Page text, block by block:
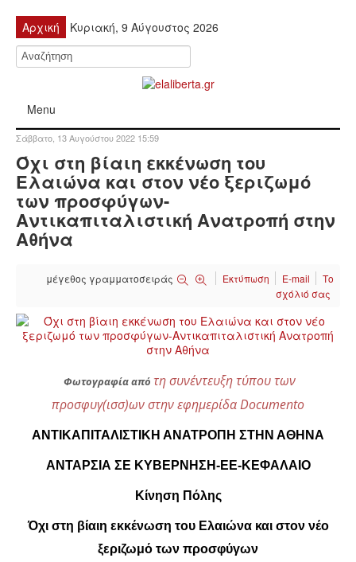
Αρχική Κυριακή, 9 Αύγουστος 2026
Menu
ΚΙΝΗΤΟΠΟΙΉΣΕΙΣ
ΕΙΔΉΣΕΙΣ
ΑΝΑΚΟΙΝΏΣΕΙΣ
ΟΙΚΟΝΟΜΊΑ
ΔΙΕΘΝΉ
ΕΙΔΉΣΕΙΣ
ΚΌΣΜΟΣ
ΔΥΤΙΚΉ ΕΥΡΏΠΗ
Σάββατο, 13 Αυγούστου 2022 15:59
Όχι στη βίαιη εκκένωση του
Ελαιώνα και στον νέο ξεριζωμό
των προσφύγων-
Αντικαπιταλιστική Ανατροπή στην
Αθήνα
μέγεθος γραμματοσειράς Εκτύπωση E-mail
Το
σχόλιό σας
Φωτογραφία από τη συνέντευξη τύπου των
προσφυγ(ισσ)ων στην εφημερίδα Documento
ΑΝΤΙΚΑΠΙΤΑΛΙΣΤΙΚΗ ΑΝΑΤΡΟΠΗ ΣΤΗΝ ΑΘΗΝΑ
ΑΝΤΑΡΣΙΑ ΣΕ ΚΥΒΕΡΝΗΣΗ-ΕΕ-ΚΕΦΑΛΑΙΟ
Κίνηση Πόλης
Όχι στη βίαιη εκκένωση του Ελαιώνα και στον νέο
ξεριζωμό των προσφύγων